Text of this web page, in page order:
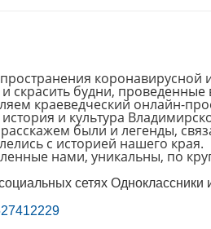
скрасить будни, проведенные
краеведческий онлайн-
и культура
были и легенды,
с историей нашего края.
нами, уникальны, по
сетях Одноклассники